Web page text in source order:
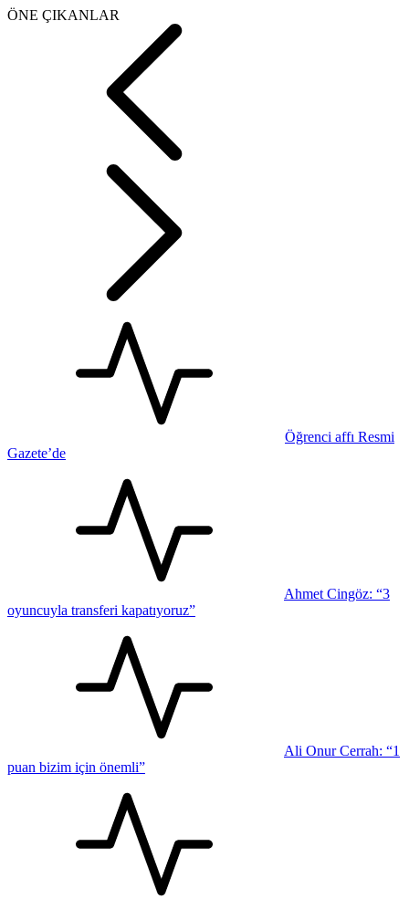
ÖNE ÇIKANLAR
Öğrenci affı Resmi
Gazete’de
Ahmet Cingöz: “3
oyuncuyla transferi kapatıyoruz”
Ali Onur Cerrah: “1
puan bizim için önemli”